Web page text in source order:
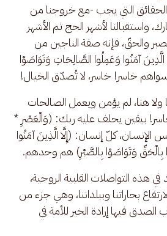
التي يجب -مع خروجنا من
واستقبالنا لأشهر الحج ثم الأشهر
والحقّ، فإنه صفة الناجين من
آمَنُوا وَعَمِلُوا الصَّالِحَاتِ وَتَوَاصَوْا
خاسر! خاسر، لا تُصدّق الخيال!
هنا، لم يؤمن ويعمل الصالحات
بيقين يحلف عليه ربك: (وَالْعَصْرِ *
كلّ إنسان: (إِلَّا الَّذِينَ آمَنُوا
بِالْحَقِّ وَتَوَاصَوْا بِالصَّبْرِ) هم وحدهم.
هذه التواصلات القلبية الروحية،
بحاراتنا وببلداننا، وهي جزء من
فيها إرادة الخير للأمة في